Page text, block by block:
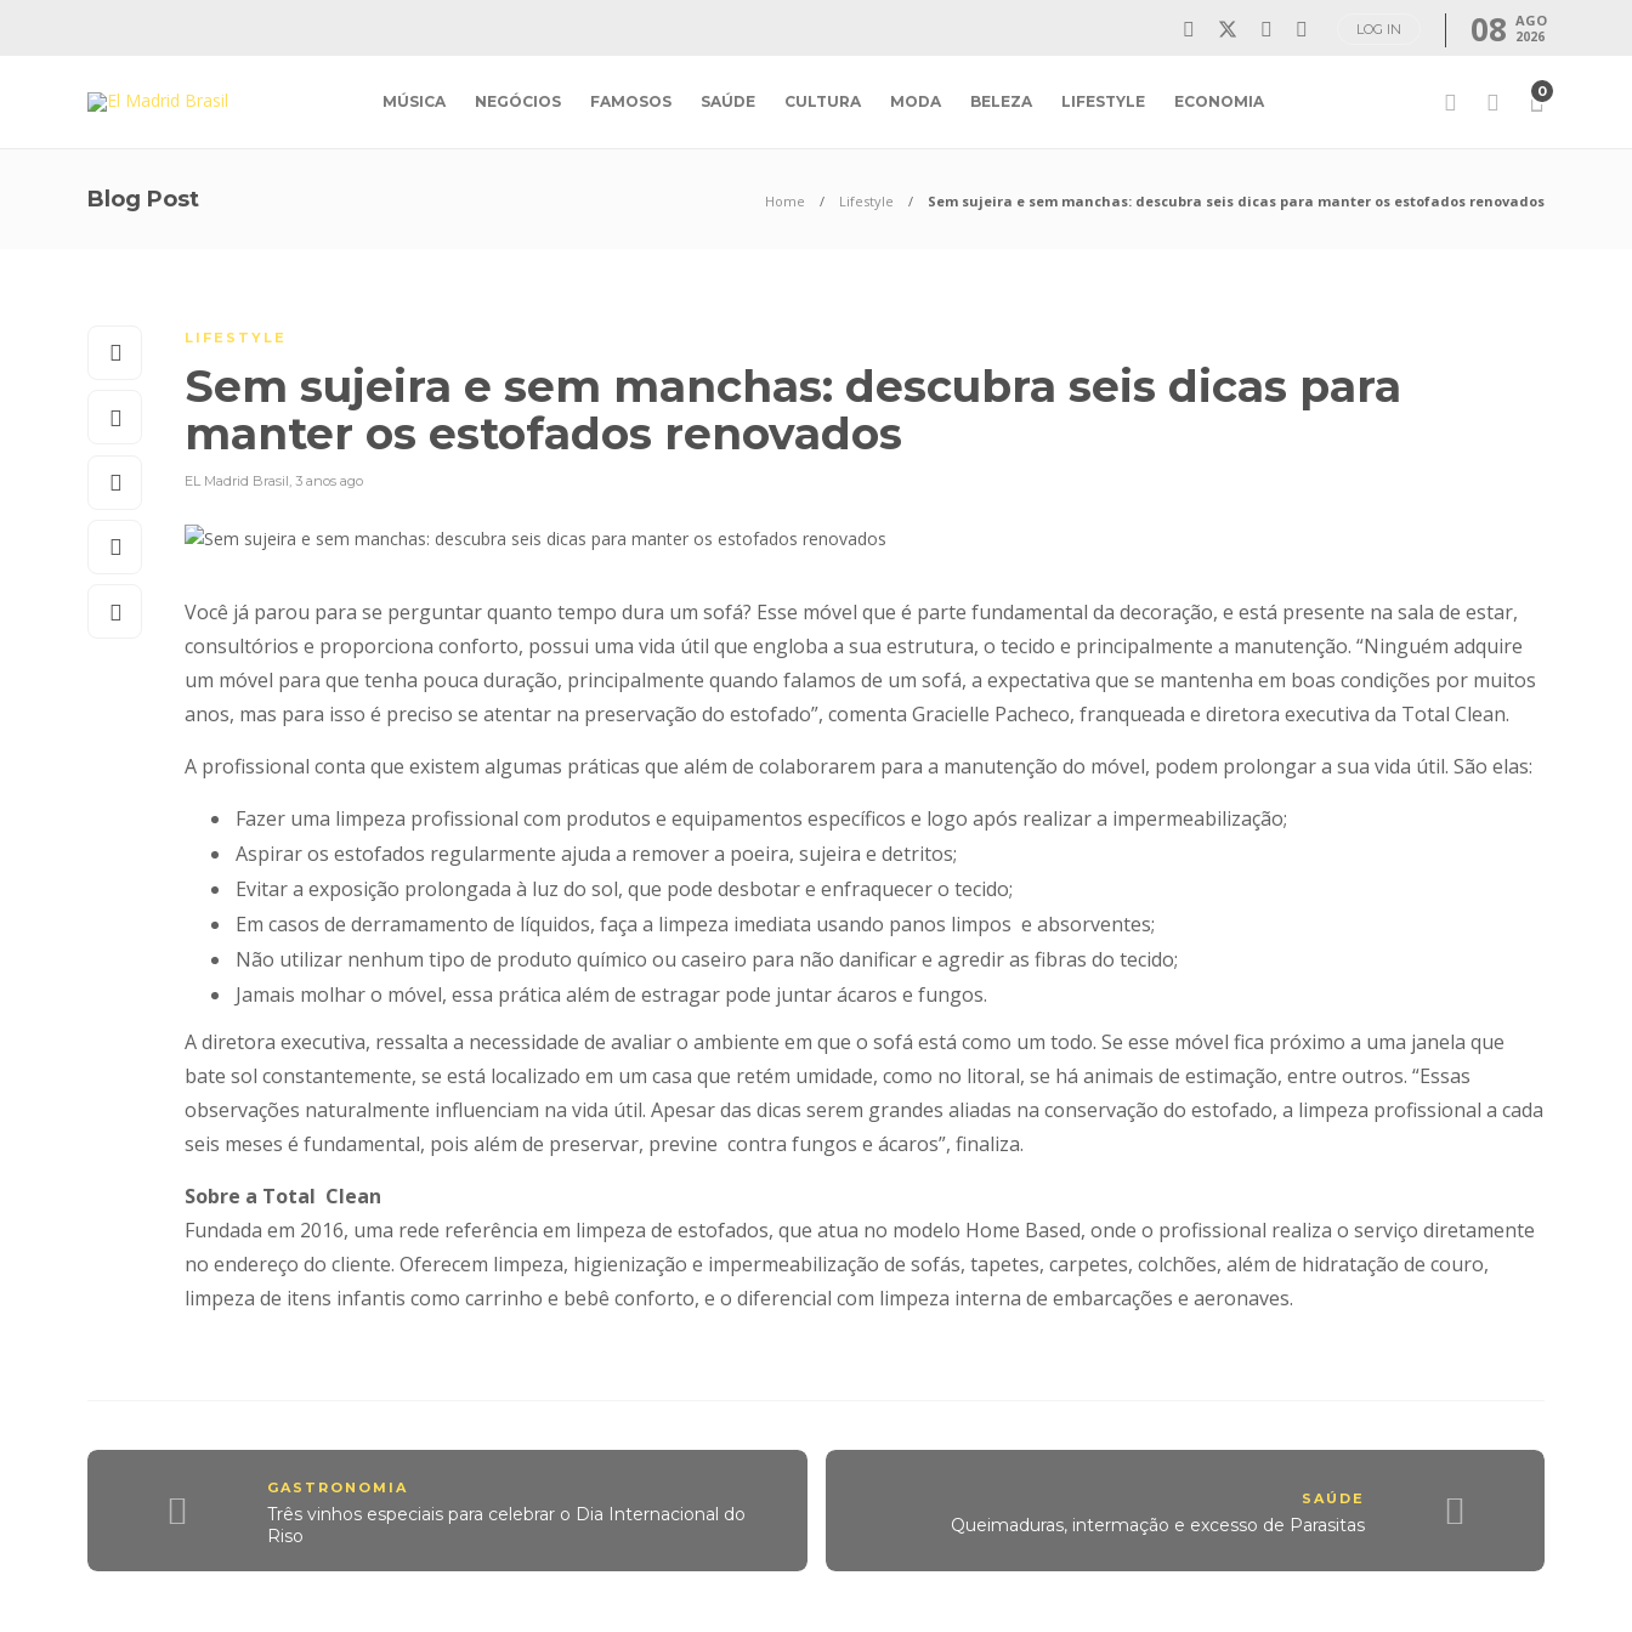
LOG IN 08 AGO
2026
MÚSICA NEGÓCIOS FAMOSOS SAÚDE CULTURA MODA BELEZA LIFESTYLE ECONOMIA
0
Blog Post Home Lifestyle Sem sujeira e sem manchas: descubra seis dicas para manter os estofados renovados
LIFESTYLE
Sem sujeira e sem manchas: descubra seis dicas para
manter os estofados renovados
EL Madrid Brasil, 3 anos ago
Você já parou para se perguntar quanto tempo dura um sofá? Esse móvel que é parte fundamental da decoração, e está presente na sala de estar,
consultórios e proporciona conforto, possui uma vida útil que engloba a sua estrutura, o tecido e principalmente a manutenção. “Ninguém adquire
um móvel para que tenha pouca duração, principalmente quando falamos de um sofá, a expectativa que se mantenha em boas condições por muitos
anos, mas para isso é preciso se atentar na preservação do estofado”, comenta Gracielle Pacheco, franqueada e diretora executiva da Total Clean.
A profissional conta que existem algumas práticas que além de colaborarem para a manutenção do móvel, podem prolongar a sua vida útil. São elas:
Fazer uma limpeza profissional com produtos e equipamentos específicos e logo após realizar a impermeabilização;
Aspirar os estofados regularmente ajuda a remover a poeira, sujeira e detritos;
Evitar a exposição prolongada à luz do sol, que pode desbotar e enfraquecer o tecido;
Em casos de derramamento de líquidos, faça a limpeza imediata usando panos limpos e absorventes;
Não utilizar nenhum tipo de produto químico ou caseiro para não danificar e agredir as fibras do tecido;
Jamais molhar o móvel, essa prática além de estragar pode juntar ácaros e fungos.
A diretora executiva, ressalta a necessidade de avaliar o ambiente em que o sofá está como um todo. Se esse móvel fica próximo a uma janela que
bate sol constantemente, se está localizado em um casa que retém umidade, como no litoral, se há animais de estimação, entre outros. “Essas
observações naturalmente influenciam na vida útil. Apesar das dicas serem grandes aliadas na conservação do estofado, a limpeza profissional a cada
seis meses é fundamental, pois além de preservar, previne contra fungos e ácaros”, finaliza.
Sobre a Total Clean
Fundada em 2016, uma rede referência em limpeza de estofados, que atua no modelo Home Based, onde o profissional realiza o serviço diretamente
no endereço do cliente. Oferecem limpeza, higienização e impermeabilização de sofás, tapetes, carpetes, colchões, além de hidratação de couro,
limpeza de itens infantis como carrinho e bebê conforto, e o diferencial com limpeza interna de embarcações e aeronaves.
GASTRONOMIA
Três vinhos especiais para celebrar o Dia Internacional do
Riso
SAÚDE
Queimaduras, intermação e excesso de Parasitas